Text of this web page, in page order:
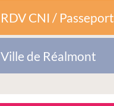
RDV CNI / Passeport
Ville de Réalmont